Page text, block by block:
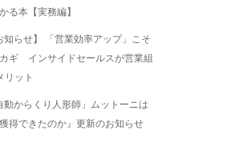
る本【実務編】
知らせ】 「営業効率アップ」こそ
ギ インサイドセールスが営業組
リット
動からくり人形師」ムットーニは
得できたのか』更新のお知らせ